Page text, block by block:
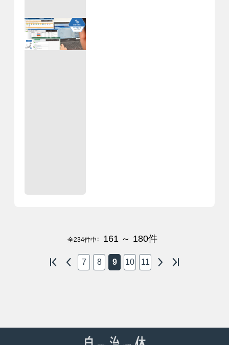
全234件中： 161 ～ 180件
7 8 9 10 11